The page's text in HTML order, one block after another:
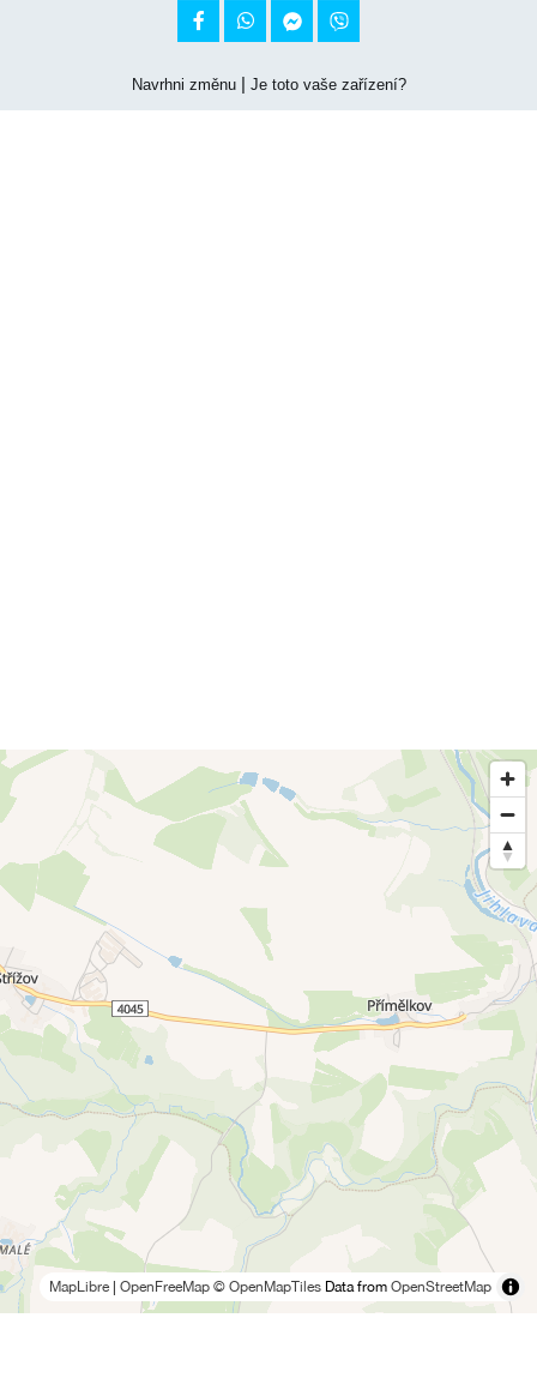
 
Navrhni změnu| Je toto vaše zařízení?
MapLibre OpenFreeMap © OpenMapTiles Data from OpenStreetMap